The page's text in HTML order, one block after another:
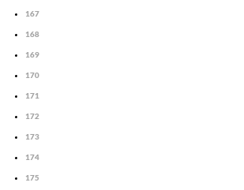
167
168
169
170
171
172
173
174
175